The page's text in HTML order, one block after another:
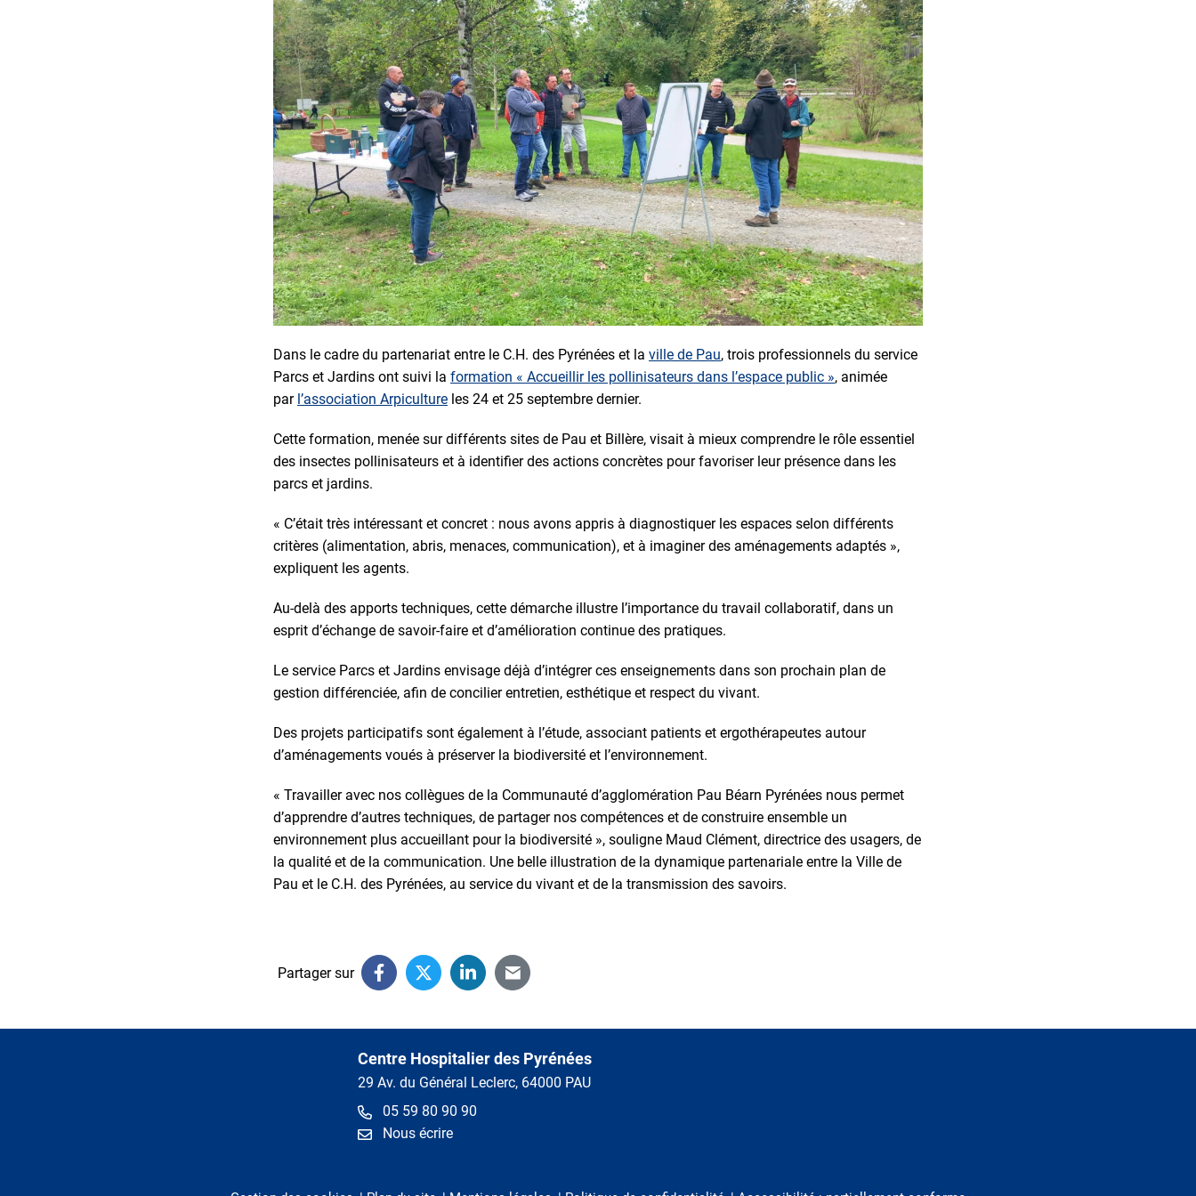
Dans le cadre du partenariat entre le C.H. des Pyrénées et la ville de Pau, trois professionnels du service
Parcs et Jardins ont suivi la formation « Accueillir les pollinisateurs dans l’espace public », animée
par l’association Arpiculture les 24 et 25 septembre dernier.
Cette formation, menée sur différents sites de Pau et Billère, visait à mieux comprendre le rôle essentiel
des insectes pollinisateurs et à identifier des actions concrètes pour favoriser leur présence dans les
parcs et jardins.
« C’était très intéressant et concret : nous avons appris à diagnostiquer les espaces selon différents
critères (alimentation, abris, menaces, communication), et à imaginer des aménagements adaptés »,
expliquent les agents.
Au-delà des apports techniques, cette démarche illustre l’importance du travail collaboratif, dans un
esprit d’échange de savoir-faire et d’amélioration continue des pratiques.
Le service Parcs et Jardins envisage déjà d’intégrer ces enseignements dans son prochain plan de
gestion différenciée, afin de concilier entretien, esthétique et respect du vivant.
Des projets participatifs sont également à l’étude, associant patients et ergothérapeutes autour
d’aménagements voués à préserver la biodiversité et l’environnement.
« Travailler avec nos collègues de la Communauté d’agglomération Pau Béarn Pyrénées nous permet
d’apprendre d’autres techniques, de partager nos compétences et de construire ensemble un
environnement plus accueillant pour la biodiversité », souligne Maud Clément, directrice des usagers, de
la qualité et de la communication. Une belle illustration de la dynamique partenariale entre la Ville de
Pau et le C.H. des Pyrénées, au service du vivant et de la transmission des savoirs.
Partager sur
Centre Hospitalier des Pyrénées
29 Av. du Général Leclerc, 64000 PAU
05 59 80 90 90
Nous écrire